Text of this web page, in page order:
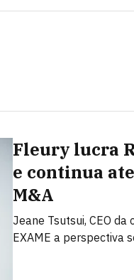
Fleury lucra
e continua
M&A
Jeane Tsutsui, CEO da
EXAME a perspectiva